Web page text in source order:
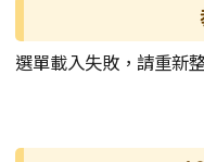
選單載入失敗，請重新